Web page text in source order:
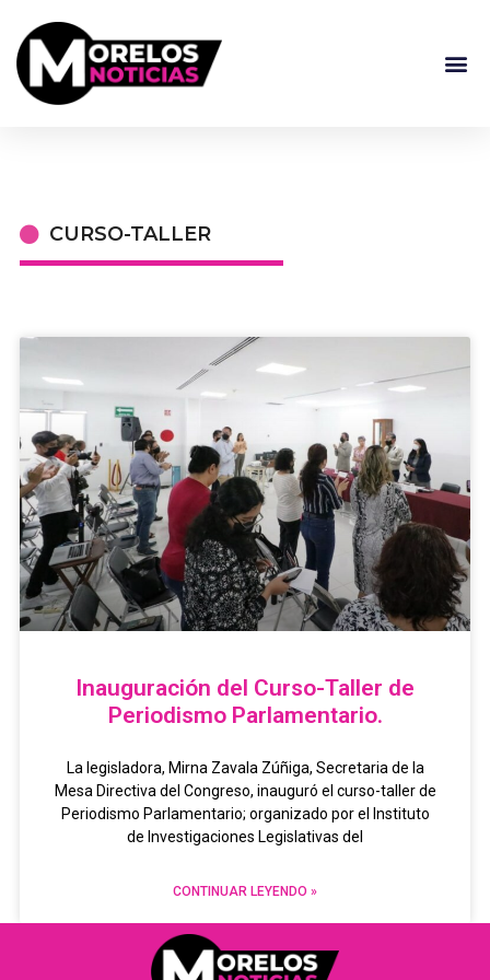
CURSO-TALLER
Inauguración del Curso-Taller de
Periodismo Parlamentario.
La legisladora, Mirna Zavala Zúñiga, Secretaria de la
Mesa Directiva del Congreso, inauguró el curso-taller de
Periodismo Parlamentario; organizado por el Instituto
de Investigaciones Legislativas del
CONTINUAR LEYENDO »